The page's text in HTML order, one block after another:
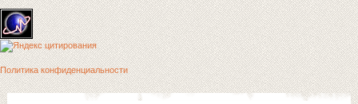
Политика конфиденциальности